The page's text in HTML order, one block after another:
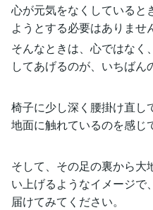
心が元気をなくしていると
ようとする必要はありませ
そんなときは、心ではなく
してあげるのが、いちばん
椅子に少し深く腰掛け直し
地面に触れているのを感じ
そして、その足の裏から大
い上げるようなイメージで
届けてみてください。